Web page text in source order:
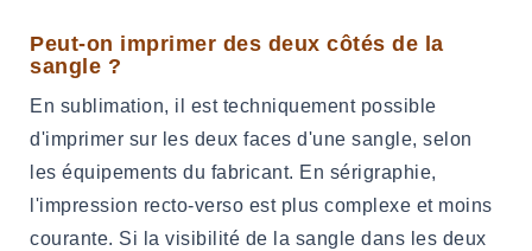
Peut-on imprimer des deux côtés de la
sangle ?
En sublimation, il est techniquement possible
d'imprimer sur les deux faces d'une sangle, selon
les équipements du fabricant. En sérigraphie,
l'impression recto-verso est plus complexe et moins
courante. Si la visibilité de la sangle dans les deux